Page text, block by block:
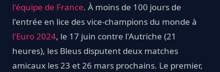
l'équipe de France. À moins de 100 jours de
l'entrée en lice des vice-champions du monde à
l'Euro 2024, le 17 juin contre l'Autriche (21
heures), les Bleus disputent deux matches
amicaux les 23 et 26 mars prochains. Le premier,